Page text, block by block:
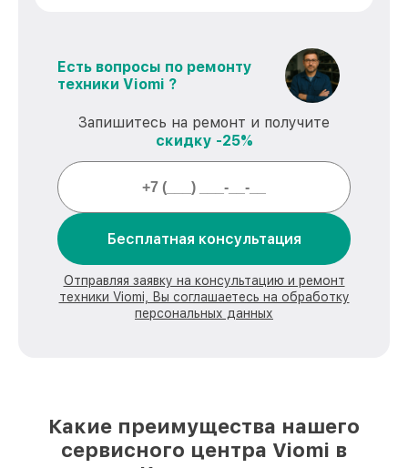
Есть вопросы по ремонту
техники Viomi ?
Запишитесь на ремонт и получите
скидку -25%
Бесплатная консультация
Отправляя заявку на консультацию и ремонт
техники Viomi, Вы соглашаетесь на обработку
персональных данных
Какие преимущества нашего
сервисного центра Viomi в